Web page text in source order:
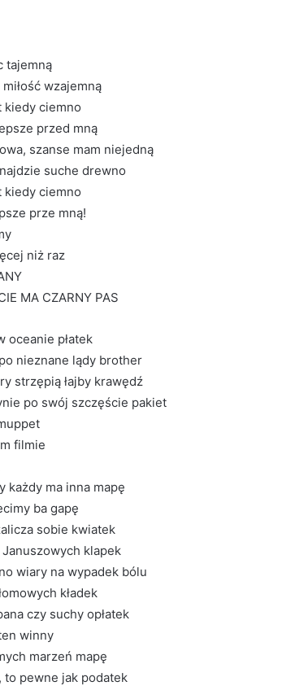
tajemną
wzajemną
kiedy ciemno
przed mną
szanse mam niejedną
suche drewno
kiedy ciemno
prze mną!
niż raz
MA CZARNY PAS
oceanie płatek
nieznane lądy brother
strzępią łajby krawędź
po swój szczęście pakiet
filmie
każdy ma inna mapę
ba gapę
sobie kwiatek
klapek
wiary na wypadek bólu
kładek
czy suchy opłatek
winny
marzeń mapę
to pewne jak podatek